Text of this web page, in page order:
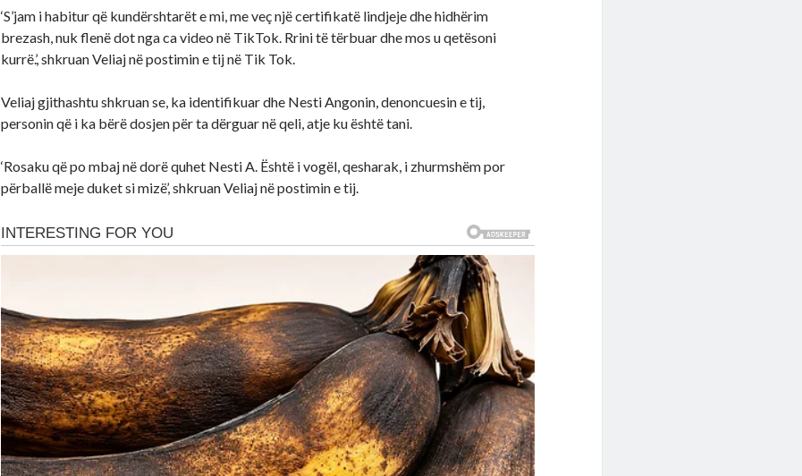
‘S’jam i habitur që kundërshtarët e mi, me veç një certifikatë lindjeje dhe hidhërim
brezash, nuk flenë dot nga ca video në TikTok. Rrini të tërbuar dhe mos u qetësoni
kurrë.’, shkruan Veliaj në postimin e tij në Tik Tok.
Veliaj gjithashtu shkruan se, ka identifikuar dhe Nesti Angonin, denoncuesin e tij,
personin që i ka bërë dosjen për ta dërguar në qeli, atje ku është tani.
‘Rosaku që po mbaj në dorë quhet Nesti A. Është i vogël, qesharak, i zhurmshëm por
përballë meje duket si mizë’, shkruan Veliaj në postimin e tij.